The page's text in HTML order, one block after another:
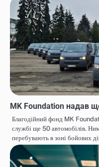
MK Foundation надав
Благодійний фонд MK
службі ще 50 автомобілів.
перебувають в зоні бойових